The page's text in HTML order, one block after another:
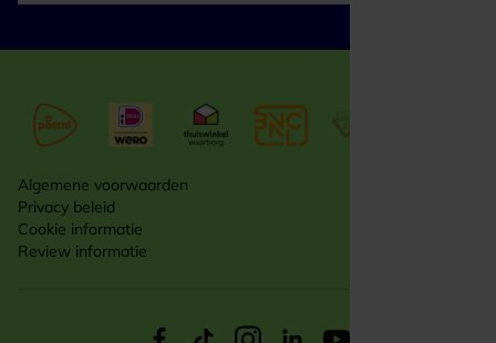
Algemene voorwaarden
Privacy beleid
Cookie informatie
Review informatie